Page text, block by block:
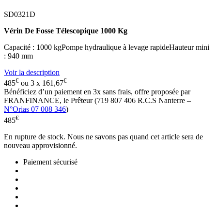
SD0321D
Vérin De Fosse Télescopique 1000 Kg
Capacité : 1000 kgPompe hydraulique à levage rapideHauteur mini
: 940 mm
Voir la description
485€ ou 3 x 161,67€
Bénéficiez d’un paiement en 3x sans frais, offre proposée par
FRANFINANCE, le Prêteur (719 807 406 R.C.S Nanterre –
N°Orias 07 008 346)
485€
En rupture de stock. Nous ne savons pas quand cet article sera de
nouveau approvisionné.
Paiement sécurisé